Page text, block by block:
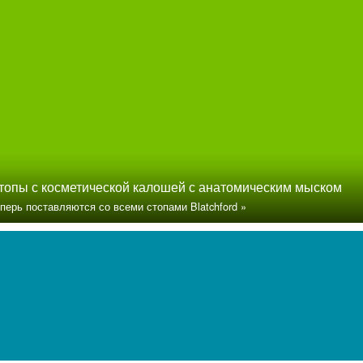
с косметической калошей с анатомическим мыском
поставляются со всеми стопами Blatchford »